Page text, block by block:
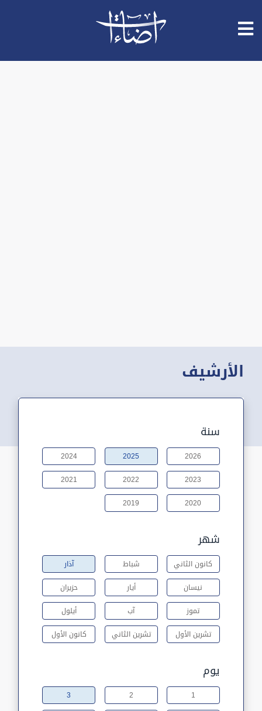
الأرشيف
سنة
2026
2025
2024
2023
2022
2021
2020
2019
شهر
كانون الثاني شباط
آذار
نيسان
أيار
حزيران
تموز
آب
أيلول
تشرين الأول
تشرين الثاني كانون الأول
يوم
1
2
3